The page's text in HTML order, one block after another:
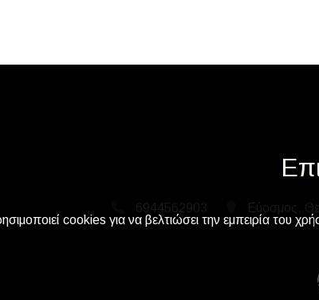
cookies για να βελτιώσει την εμπειρία του